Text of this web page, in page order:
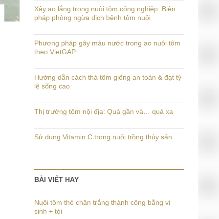
Xây ao lắng trong nuôi tôm công nghiệp: Biện
pháp phòng ngừa dịch bệnh tôm nuôi
Phương pháp gây màu nước trong ao nuôi tôm
theo VietGAP
Hướng dẫn cách thả tôm giống an toàn & đạt tỷ
lệ sống cao
Thị trường tôm nội địa: Quá gần và… quá xa
Sử dụng Vitamin C trong nuôi trồng thủy sản
BÀI VIẾT HAY
Nuôi tôm thẻ chân trắng thành công bằng vi
sinh + tỏi